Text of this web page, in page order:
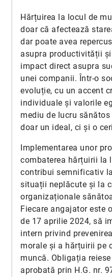
Hărțuirea la locul de
doar că afectează
dar poate avea
asupra productivității
impact direct asupra
unei companii. Într-o
evoluție, cu un accent
individuale și valorile
mediu de lucru
doar un ideal, ci și o
Implementarea unor
combaterea hărțuirii la
contribui semnificativ
situații neplăcute și la
organizaționale
Fiecare angajator este
de 17 aprilie 2024, să
intern privind
morale și a hărțuirii pe
muncă. Obligația
aprobată prin H.G. nr.